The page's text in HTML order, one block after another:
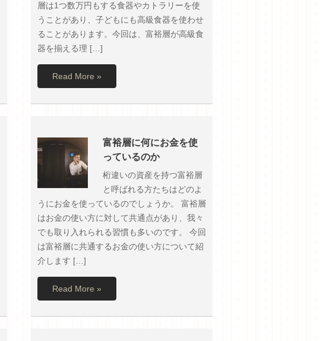
層は1つ数万円もする食器やカトラリーを使
うことがあり、子どもにも高級食器を使わせ
ることがあります。今回は、富裕層が高級食
器を揃える理 […]
Read More »
富裕層に何にお金を使
っているのか
桁違いの資産を持つ富裕層
と呼ばれる方たちはどのよ
うにお金を使っているのでしょうか。 富裕層
はお金の使い方に対して共通点があり、我々
でも取り入れられる習慣も多いのです。 今回
は富裕層に共通するお金の使い方について紹
介します […]
Read More »